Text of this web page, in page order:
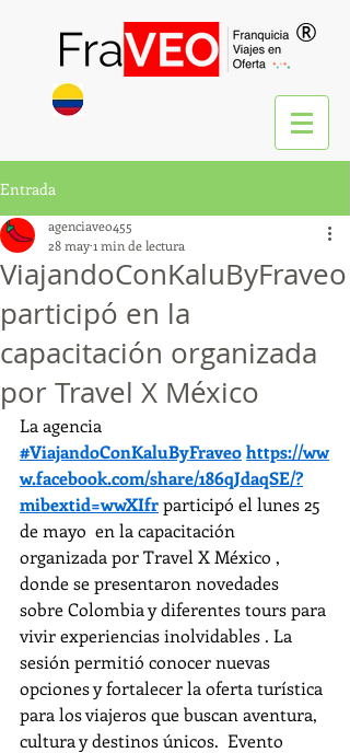
®
Entrada
ViajandoConKaluByFraveo
participó en la
capacitación organizada
por Travel X México
agenciaveo455
28 may1 min de lectura
La agencia
#ViajandoConKaluByFraveohttps://ww
w.facebook.com/share/186qJdaqSE/?
mibextid=wwXIfr participó el lunes 25
de mayo  en la capacitación
organizada por Travel X México ,
donde se presentaron novedades
sobre Colombia y diferentes tours para
vivir experiencias inolvidables . La
sesión permitió conocer nuevas
opciones y fortalecer la oferta turística
para los viajeros que buscan aventura,
cultura y destinos únicos.  Evento